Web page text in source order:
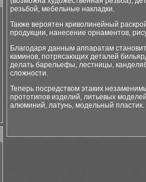
резьбой, мебельные накладки.
Также вероятен криволинейный
продукции, нанесение орнаментов,
Благодаря данным аппаратам
каминов, потрясающих деталей
делать барельефы, лестницы,
сложности.
Теперь посредством этаких
прототипов изделий, литьевых
алюминий, латунь, модельный пластик.